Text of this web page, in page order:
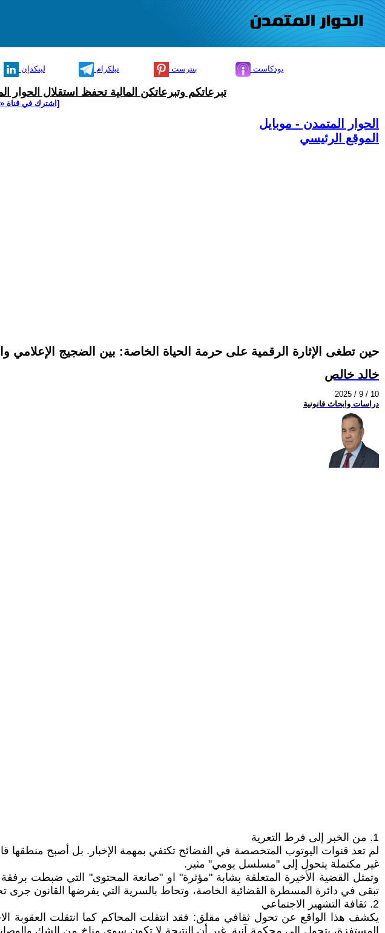
لينكدإن تيلكرام بنترست بودكاست
تبرعاتكم وتبرعاتكن المالية تحفظ استقلال الحوار
[اشترك في قناة
الحوار المتمدن - موبايل
الموقع الرئيسي
حين تطغى الإثارة الرقمية على حرمة الحياة الخاصة: بين الضجيج الإعلامي
خالد خالص
2025 / 9 / 10
دراسات وابحاث قانونية
1. من الخبر إلى فرط التعرية
لم تعد قنوات اليوتوب المتخصصة في الفضائح تكتفي بمهمة الإخبار. بل أصبح منطقها
غير مكتملة يتحول إلى "مسلسل يومي" مثير.
وتمثل القضية الأخيرة المتعلقة بشابة "مؤثرة" او "صانعة المحتوى" التي ضبطت
تبقى في دائرة المسطرة القضائية الخاصة، وتحاط بالسرية التي يفرضها القانون جرى
2. ثقافة التشهير الاجتماعي
يكشف هذا الواقع عن تحول ثقافي مقلق: فقد انتقلت المحاكم كما انتقلت العقوبة